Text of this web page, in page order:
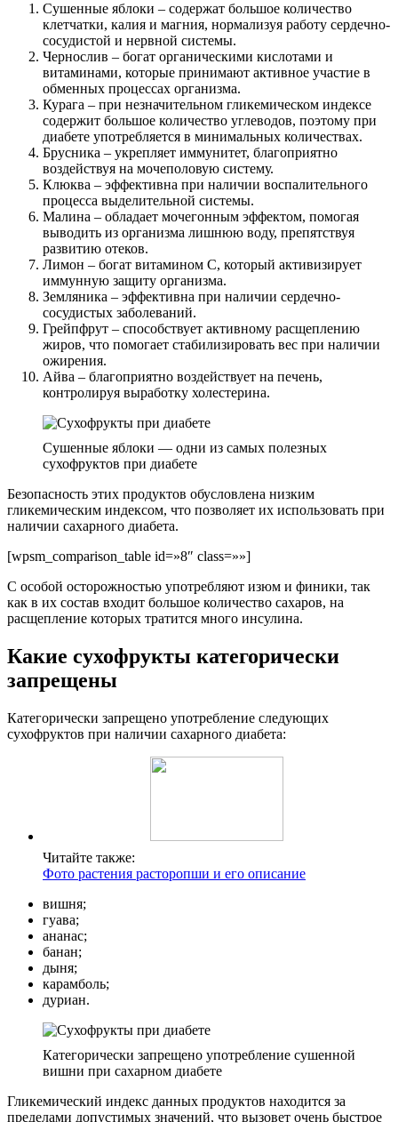
Сушенные яблоки – содержат большое количество
клетчатки, калия и магния, нормализуя работу сердечно-
сосудистой и нервной системы.
Чернослив – богат органическими кислотами и
витаминами, которые принимают активное участие в
обменных процессах организма.
Курага – при незначительном гликемическом индексе
содержит большое количество углеводов, поэтому при
диабете употребляется в минимальных количествах.
Брусника – укрепляет иммунитет, благоприятно
воздействуя на мочеполовую систему.
Клюква – эффективна при наличии воспалительного
процесса выделительной системы.
Малина – обладает мочегонным эффектом, помогая
выводить из организма лишнюю воду, препятствуя
развитию отеков.
Лимон – богат витамином С, который активизирует
иммунную защиту организма.
Земляника – эффективна при наличии сердечно-
сосудистых заболеваний.
Грейпфрут – способствует активному расщеплению
жиров, что помогает стабилизировать вес при наличии
ожирения.
Айва – благоприятно воздействует на печень,
контролируя выработку холестерина.
Сушенные яблоки — одни из самых полезных
сухофруктов при диабете
Безопасность этих продуктов обусловлена низким
гликемическим индексом, что позволяет их использовать при
наличии сахарного диабета.
[wpsm_comparison_table id=»8″ class=»»]
С особой осторожностью употребляют изюм и финики, так
как в их состав входит большое количество сахаров, на
расщепление которых тратится много инсулина.
Какие сухофрукты категорически
запрещены
Категорически запрещено употребление следующих
сухофруктов при наличии сахарного диабета:
Читайте также:
Фото растения расторопши и его описание
вишня;
гуава;
ананас;
банан;
дыня;
карамболь;
дуриан.
Категорически запрещено употребление сушенной
вишни при сахарном диабете
Гликемический индекс данных продуктов находится за
пределами допустимых значений, что вызовет очень быстрое